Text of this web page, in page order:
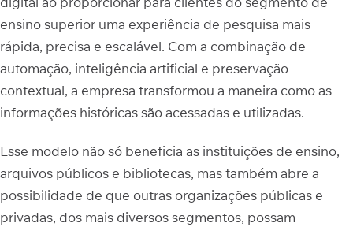
ensino superior uma experiência de pesquisa mais
rápida, precisa e escalável. Com a combinação de
automação, inteligência artificial e preservação
contextual, a empresa transformou a maneira como as
informações históricas são acessadas e utilizadas.
Esse modelo não só beneficia as instituições de ensino,
arquivos públicos e bibliotecas, mas também abre a
possibilidade de que outras organizações públicas e
privadas, dos mais diversos segmentos, possam